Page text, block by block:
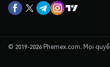
© 2019-2026 Phemex.com. Mọi